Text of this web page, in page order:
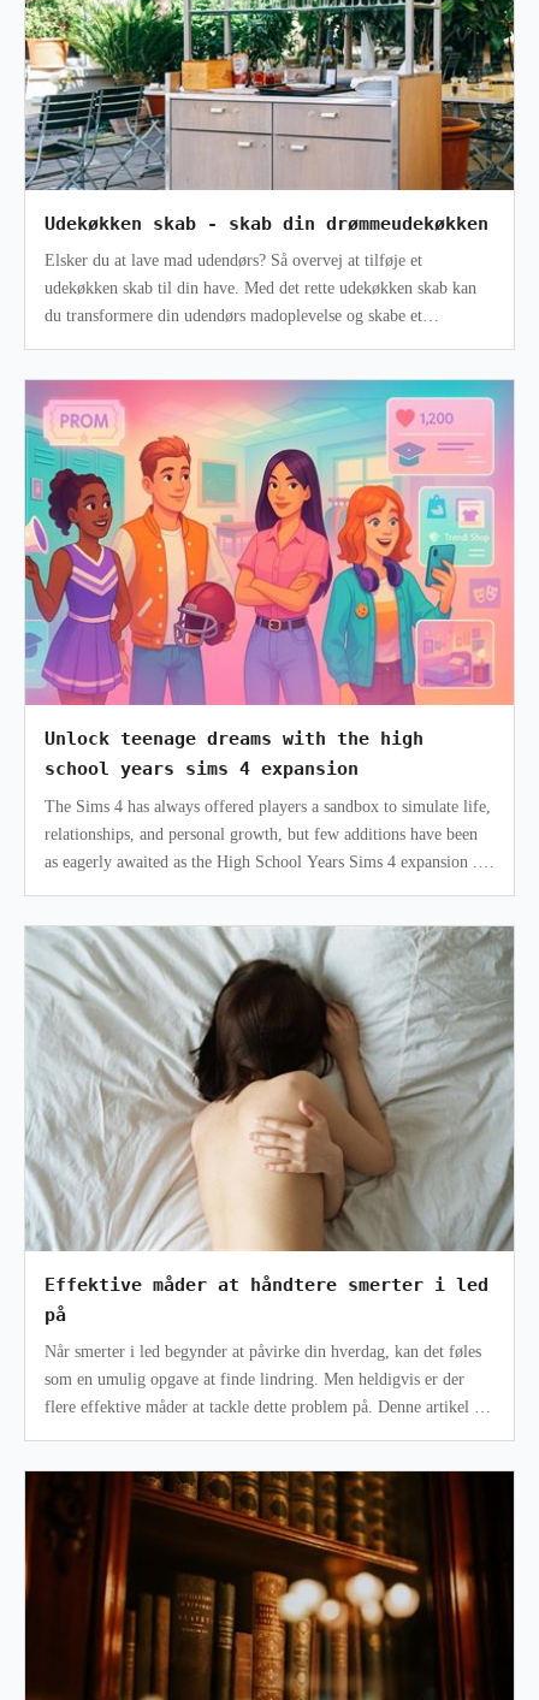
Udekøkken skab - skab din drømmeudekøkken
Elsker du at lave mad udendørs? Så overvej at tilføje et
udekøkken skab til din have. Med det rette udekøkken skab kan
du transformere din udendørs madoplevelse og skabe et
Unlock teenage dreams with the high
school years sims 4 expansion
The Sims 4 has always offered players a sandbox to simulate life,
relationships, and personal growth, but few additions have been
as eagerly awaited as the High School Years Sims 4 expansion .
Effektive måder at håndtere smerter i led
på
Når smerter i led begynder at påvirke din hverdag, kan det føles
som en umulig opgave at finde lindring. Men heldigvis er der
flere effektive måder at tackle dette problem på. Denne artikel vil